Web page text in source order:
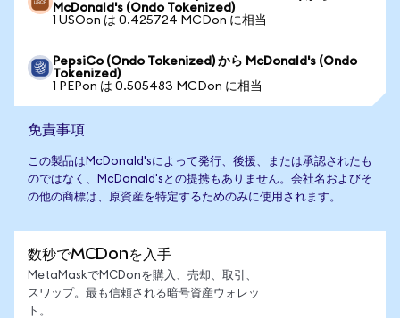
McDonald's (Ondo Tokenized)
1 USOon は 0.425724 MCDon に相当
PepsiCo (Ondo Tokenized) から McDonald's (Ondo
Tokenized)
1 PEPon は 0.505483 MCDon に相当
免責事項
この製品はMcDonald'sによって発行、後援、または承認されたも
のではなく、McDonald'sとの提携もありません。会社名およびそ
の他の商標は、原資産を特定するためのみに使用されます。
数秒でMCDonを入手
MetaMaskでMCDonを購入、売却、取引、
スワップ。最も信頼される暗号資産ウォレッ
ト。